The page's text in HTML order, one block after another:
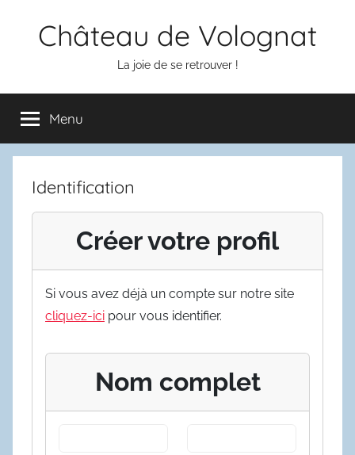
Château de Volognat
La joie de se retrouver !
Menu
Identification
Créer votre profil
Si vous avez déjà un compte sur notre site
cliquez-ici pour vous identifier.
Nom complet